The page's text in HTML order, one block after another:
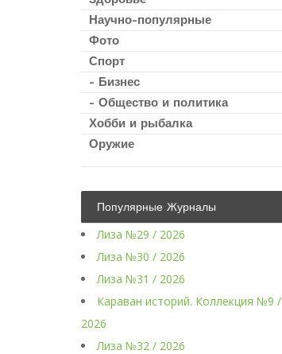
Научно-популярные
Фото
Спорт
- Бизнес
- Общество и политика
Хобби и рыбалка
Оружие
Популярные Журналы
Лиза №29 / 2026
Лиза №30 / 2026
Лиза №31 / 2026
Караван историй. Коллекция №9 /
2026
Лиза №32 / 2026